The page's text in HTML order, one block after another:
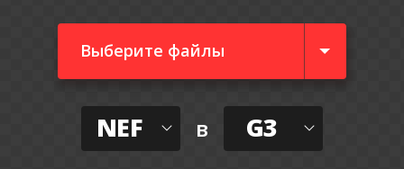
Выберите файлы
NEF в G3